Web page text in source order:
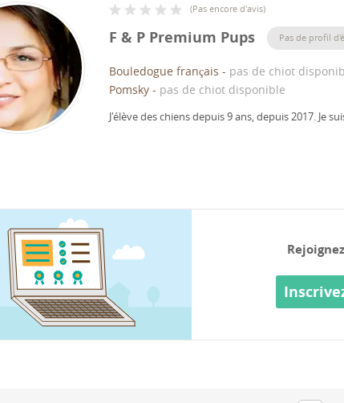
(Pas encore d'avis)
F & P Premium Pups Pas de profil
Bouledogue français - pas de chiot
Pomsky - pas de chiot disponible
J'élève des chiens depuis 9 ans, depuis 2017. Je